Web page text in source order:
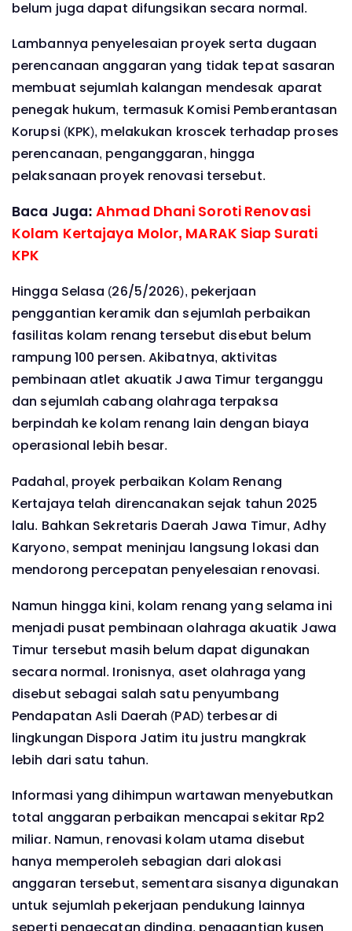
belum juga dapat difungsikan secara normal.
Lambannya penyelesaian proyek serta dugaan
perencanaan anggaran yang tidak tepat sasaran
membuat sejumlah kalangan mendesak aparat
penegak hukum, termasuk Komisi Pemberantasan
Korupsi (KPK), melakukan kroscek terhadap proses
perencanaan, penganggaran, hingga
pelaksanaan proyek renovasi tersebut.
Baca Juga:Ahmad Dhani Soroti Renovasi
Kolam Kertajaya Molor, MARAK Siap Surati
KPK
Hingga Selasa (26/5/2026), pekerjaan
penggantian keramik dan sejumlah perbaikan
fasilitas kolam renang tersebut disebut belum
rampung 100 persen. Akibatnya, aktivitas
pembinaan atlet akuatik Jawa Timur terganggu
dan sejumlah cabang olahraga terpaksa
berpindah ke kolam renang lain dengan biaya
operasional lebih besar.
Padahal, proyek perbaikan Kolam Renang
Kertajaya telah direncanakan sejak tahun 2025
lalu. Bahkan Sekretaris Daerah Jawa Timur, Adhy
Karyono, sempat meninjau langsung lokasi dan
mendorong percepatan penyelesaian renovasi.
Namun hingga kini, kolam renang yang selama ini
menjadi pusat pembinaan olahraga akuatik Jawa
Timur tersebut masih belum dapat digunakan
secara normal. Ironisnya, aset olahraga yang
disebut sebagai salah satu penyumbang
Pendapatan Asli Daerah (PAD) terbesar di
lingkungan Dispora Jatim itu justru mangkrak
lebih dari satu tahun.
Informasi yang dihimpun wartawan menyebutkan
total anggaran perbaikan mencapai sekitar Rp2
miliar. Namun, renovasi kolam utama disebut
hanya memperoleh sebagian dari alokasi
anggaran tersebut, sementara sisanya digunakan
untuk sejumlah pekerjaan pendukung lainnya